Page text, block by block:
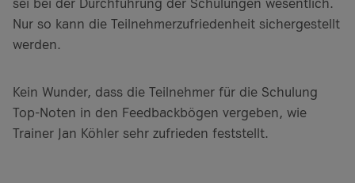
Nur so kann die Teilnehmerzufriedenheit sichergestellt
werden.
Kein Wunder, dass die Teilnehmer für die Schulung
Top-Noten in den Feedbackbögen vergeben, wie
Trainer Jan Köhler sehr zufrieden feststellt.